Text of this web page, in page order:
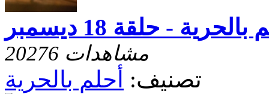
- حلقة 18 ديسمبر
20276 مشاهدات
تصنيف: أحلم بالحرية